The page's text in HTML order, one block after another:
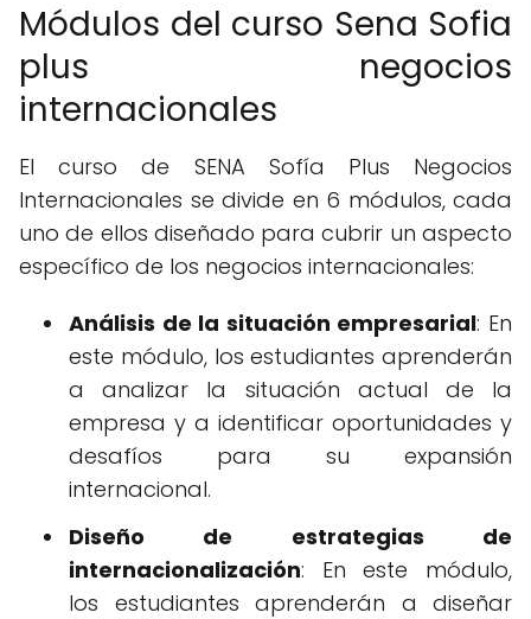
Módulos del curso Sena Sofia
plus negocios
internacionales
El curso de SENA Sofía Plus Negocios
Internacionales se divide en 6 módulos, cada
uno de ellos diseñado para cubrir un aspecto
específico de los negocios internacionales:
Análisis de la situación empresarial: En
este módulo, los estudiantes aprenderán
a analizar la situación actual de la
empresa y a identificar oportunidades y
desafíos para su expansión
internacional.
Diseño de estrategias de
internacionalización: En este módulo,
los estudiantes aprenderán a diseñar